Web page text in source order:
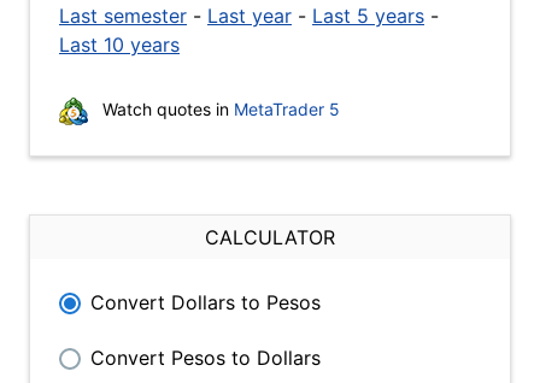
Last semester - Last year - Last 5 years -
Last 10 years
Watch quotes in MetaTrader 5
CALCULATOR
Convert Dollars to Pesos
Convert Pesos to Dollars